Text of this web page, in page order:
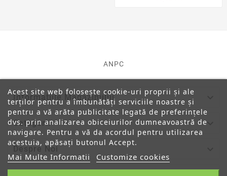
ANPC
Informatiile Magazinului
Categorii 
Despre Noi
Acest site web folosește cookie-uri proprii și ale
terților pentru a îmbunătăți serviciile noastre și
pentru a vă arăta publicitate legată de preferințele
dvs. prin analizarea obiceiurilor dumneavoastră de
navigare. Pentru a vă da acordul pentru utilizarea
acestuia, apăsați butonul Accept.
Mai Multe Informatii Customize cookies